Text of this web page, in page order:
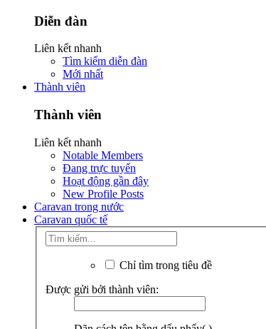
Diễn đàn
Liên kết nhanh
Tìm kiếm diễn đàn
Mới nhất
Thành viên
Thành viên
Liên kết nhanh
Notable Members
Đang trực tuyến
Hoạt động gần đây
New Profile Posts
Caravan trong nước
Caravan quốc tế
Chỉ tìm trong tiêu đề
Được gửi bởi thành viên: